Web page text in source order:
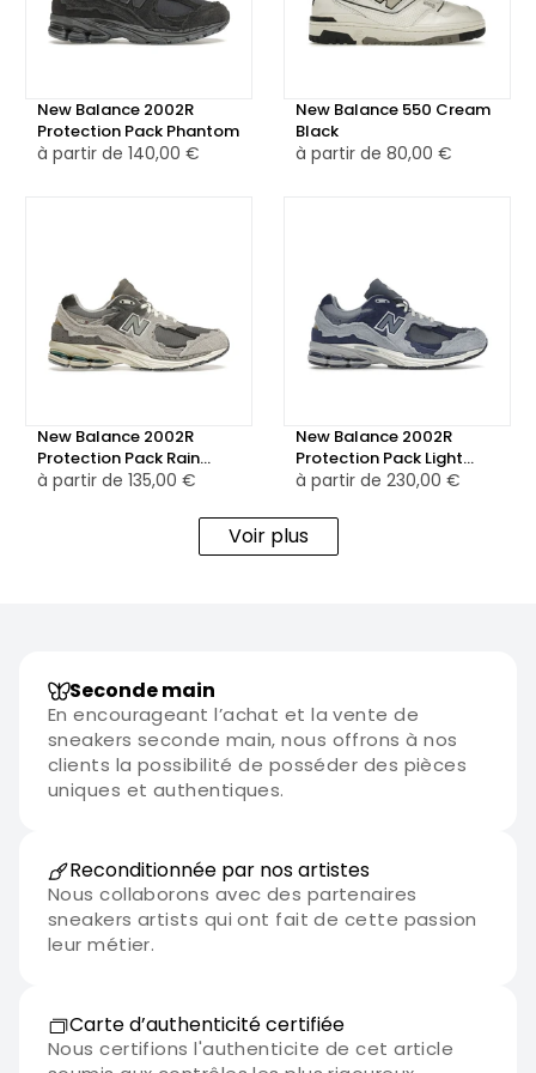
mélange de matériaux et de couleurs qui la rendent à la
fois élégante et facile à assortir, en faisant ainsi un choix
New Balance 2002R
Protection Pack Phantom
à partir de 140,00 €
New Balance 550 Cream
Black
à partir de 80,00 €
New Balance 2002R
Protection Pack Rain
Cloud
à partir de 135,00 €
New Balance 2002R
Protection Pack Light
Arctic Grey Purple
à partir de 230,00 €
Voir plus
Seconde main
En encourageant l’achat et la vente de
sneakers seconde main, nous offrons à nos
clients la possibilité de posséder des pièces
uniques et authentiques.
Reconditionnée par nos artistes
Nous collaborons avec des partenaires
sneakers artists qui ont fait de cette passion
leur métier.
Carte d’authenticité certifiée
Nous certifions l'authenticite de cet article